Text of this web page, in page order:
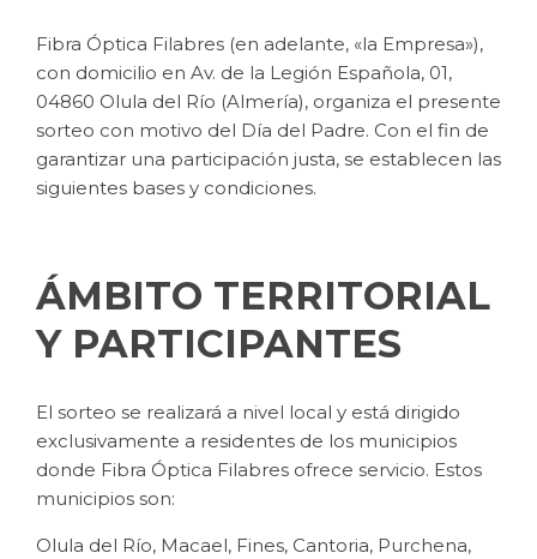
Fibra Óptica Filabres (en adelante, «la Empresa»),
con domicilio en Av. de la Legión Española, 01,
04860 Olula del Río (Almería), organiza el presente
sorteo con motivo del Día del Padre. Con el fin de
garantizar una participación justa, se establecen las
siguientes bases y condiciones.
ÁMBITO TERRITORIAL
Y PARTICIPANTES
El sorteo se realizará a nivel local y está dirigido
exclusivamente a residentes de los municipios
donde Fibra Óptica Filabres ofrece servicio. Estos
municipios son:
Olula del Río, Macael, Fines, Cantoria, Purchena,